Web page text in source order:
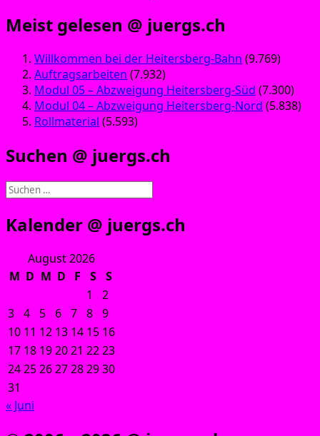
Meist gelesen @ juergs.ch
Willkommen bei der Heitersberg-Bahn (9.769)
Auftragsarbeiten (7.932)
Modul 05 – Abzweigung Heitersberg-Süd (7.300)
Modul 04 – Abzweigung Heitersberg-Nord (5.838)
Rollmaterial (5.593)
Suchen @ juergs.ch
Suchen
Kalender @ juergs.ch
August 2026
M D M D F S
S
1
2
3 4 5 6 7 8 9
10 11 12 13 14 15 16
17 18 192021 2223
24252627282930
31
« Juni